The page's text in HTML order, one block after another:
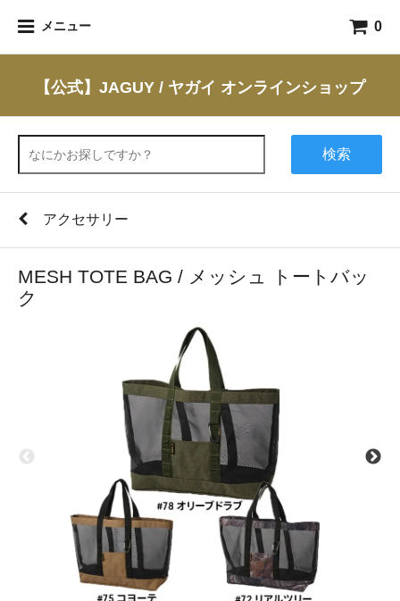
メニュー 0
【公式】JAGUY / ヤガイ オンラインショップ
検索
アクセサリー
MESH TOTE BAG / メッシュ トートバッ
ク